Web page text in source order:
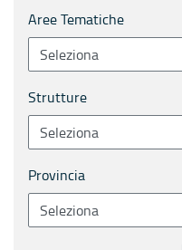
Aree Tematiche
Strutture
Provincia